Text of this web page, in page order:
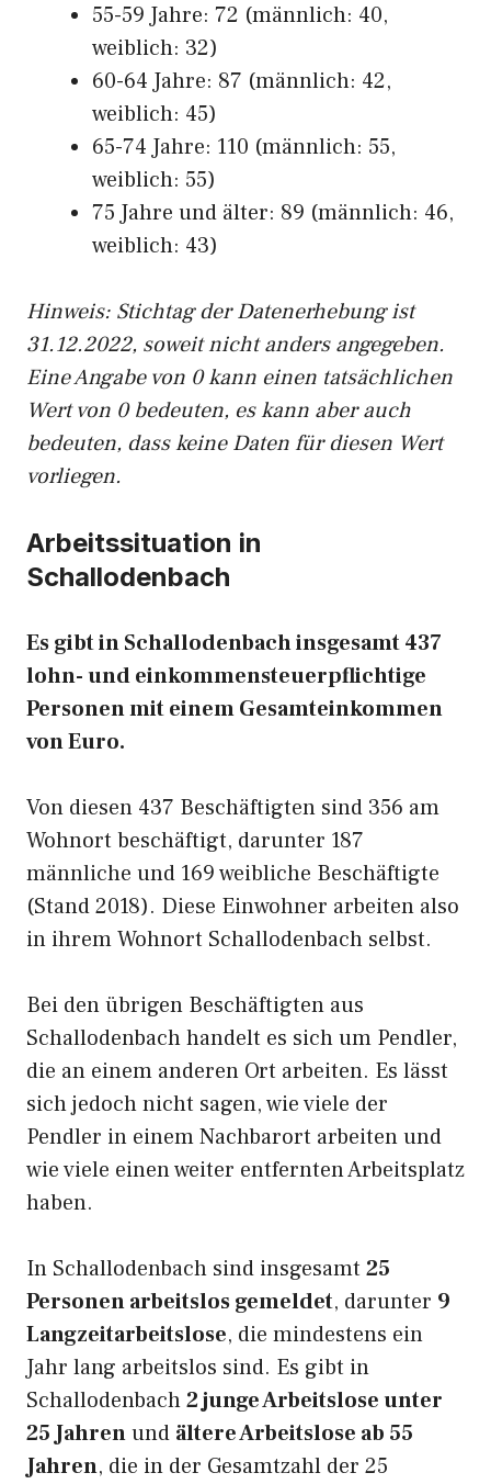
55-59 Jahre: 72 (männlich: 40,
weiblich: 32)
60-64 Jahre: 87 (männlich: 42,
weiblich: 45)
65-74 Jahre: 110 (männlich: 55,
weiblich: 55)
75 Jahre und älter: 89 (männlich: 46,
weiblich: 43)
Hinweis: Stichtag der Datenerhebung ist
31.12.2022, soweit nicht anders angegeben.
Eine Angabe von 0 kann einen tatsächlichen
Wert von 0 bedeuten, es kann aber auch
bedeuten, dass keine Daten für diesen Wert
vorliegen.
Arbeitssituation in
Schallodenbach
Es gibt in Schallodenbach insgesamt 437
lohn- und einkommensteuerpflichtige
Personen mit einem Gesamteinkommen
von Euro.
Von diesen 437 Beschäftigten sind 356 am
Wohnort beschäftigt, darunter 187
männliche und 169 weibliche Beschäftigte
(Stand 2018). Diese Einwohner arbeiten also
in ihrem Wohnort Schallodenbach selbst.
Bei den übrigen Beschäftigten aus
Schallodenbach handelt es sich um Pendler,
die an einem anderen Ort arbeiten. Es lässt
sich jedoch nicht sagen, wie viele der
Pendler in einem Nachbarort arbeiten und
wie viele einen weiter entfernten Arbeitsplatz
haben.
In Schallodenbach sind insgesamt 25
Personen arbeitslos gemeldet, darunter 9
Langzeitarbeitslose, die mindestens ein
Jahr lang arbeitslos sind. Es gibt in
Schallodenbach2 junge Arbeitslose unter
25 Jahrenund ältere Arbeitslose ab 55
Jahren, die in der Gesamtzahl der 25